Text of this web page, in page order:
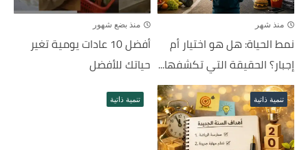
منذ شهر
نمط الحياة: هل هو اختيار أم
إجبار؟ الحقيقة التي تكشفها...
منذ بضع شهور
أفضل 10 عادات يومية تغير
حياتك للأفضل
تنمية ذاتية تنمية ذاتية